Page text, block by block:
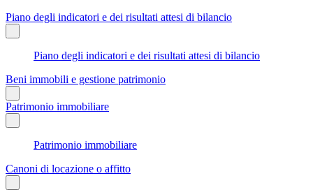
Piano degli indicatori e dei risultati attesi di bilancio
Piano degli indicatori e dei risultati attesi di bilancio
Beni immobili e gestione patrimonio
Patrimonio immobiliare
Patrimonio immobiliare
Canoni di locazione o affitto